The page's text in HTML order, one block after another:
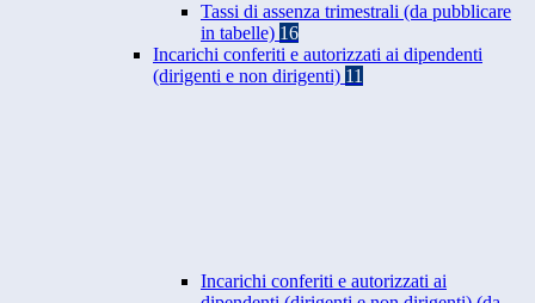
Tassi di assenza trimestrali (da pubblicare
in tabelle) 16
Incarichi conferiti e autorizzati ai dipendenti
(dirigenti e non dirigenti) 11
Incarichi conferiti e autorizzati ai